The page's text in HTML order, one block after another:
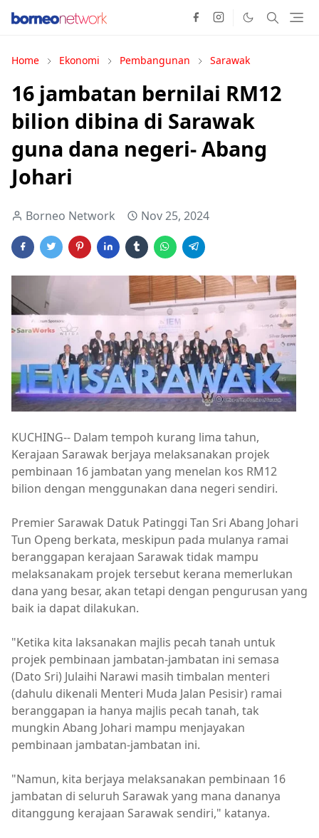
Home Ekonomi Pembangunan Sarawak
16 jambatan bernilai RM12
bilion dibina di Sarawak
guna dana negeri- Abang
Johari
Borneo Network Nov 25, 2024
KUCHING-- Dalam tempoh kurang lima tahun,
Kerajaan Sarawak berjaya melaksanakan projek
pembinaan 16 jambatan yang menelan kos RM12
bilion dengan menggunakan dana negeri sendiri.
Premier Sarawak Datuk Patinggi Tan Sri Abang Johari
Tun Openg berkata, meskipun pada mulanya ramai
beranggapan kerajaan Sarawak tidak mampu
melaksanakam projek tersebut kerana memerlukan
dana yang besar, akan tetapi dengan pengurusan yang
baik ia dapat dilakukan.
"Ketika kita laksanakan majlis pecah tanah untuk
projek pembinaan jambatan-jambatan ini semasa
(Dato Sri) Julaihi Narawi masih timbalan menteri
(dahulu dikenali Menteri Muda Jalan Pesisir) ramai
beranggapan ia hanya majlis pecah tanah, tak
mungkin Abang Johari mampu menjayakan
pembinaan jambatan-jambatan ini.
"Namun, kita berjaya melaksanakan pembinaan 16
jambatan di seluruh Sarawak yang mana dananya
ditanggung kerajaan Sarawak sendiri," katanya.